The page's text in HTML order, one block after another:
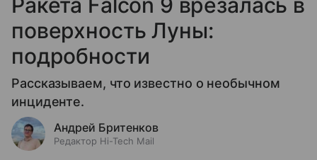
поверхность Луны:
подробности
Рассказываем, что известно о необычном
инциденте.
Андрей Бритенков
Редактор Hi-Tech Mail